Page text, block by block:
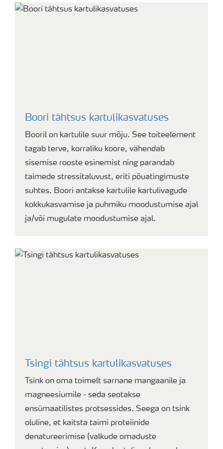
Boori tähtsus kartulikasvatuses
Booril on kartulile suur mõju. See toiteelement
tagab terve, korraliku koore, vähendab
sisemise rooste esinemist ning parandab
taimede stressitaluvust, eriti põuatingimuste
suhtes. Boori antakse kartulile kartulivagude
kokkukasvamise ja puhmiku moodustumise ajal
ja/või mugulate moodustumise ajal.
Tsingi tähtsus kartulikasvatuses
Tsink on oma toimelt sarnane mangaanile ja
magneesiumile - seda seotakse
ensümaatilistes protsessides. Seega on tsink
oluline, et kaitsta taimi proteiinide
denatureerimise (valkude omaduste